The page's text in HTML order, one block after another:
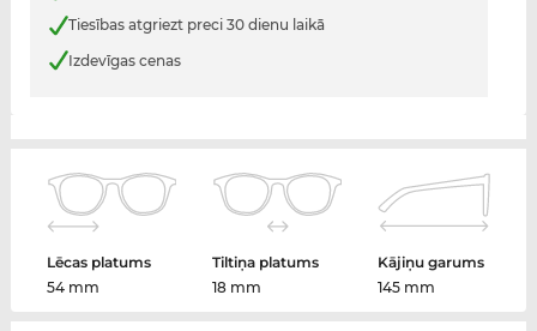
Tiesības atgriezt preci 30 dienu laikā
Izdevīgas cenas
Lēcas platums
54 mm
Tiltiņa platums
18 mm
Kājiņu garums
145 mm